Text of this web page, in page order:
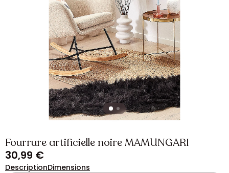
Fourrure artificielle noire MAMUNGARI
30,99 €
DescriptionDimensions